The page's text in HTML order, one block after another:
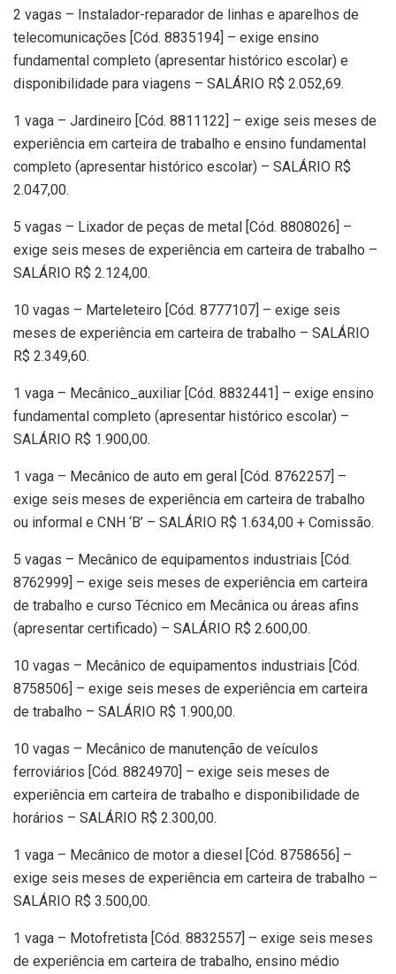
2 vagas – Instalador-reparador de linhas e aparelhos de
telecomunicações [Cód. 8835194] – exige ensino
fundamental completo (apresentar histórico escolar) e
disponibilidade para viagens – SALÁRIO R$ 2.052,69.
1 vaga – Jardineiro [Cód. 8811122] – exige seis meses de
experiência em carteira de trabalho e ensino fundamental
completo (apresentar histórico escolar) – SALÁRIO R$
2.047,00.
5 vagas – Lixador de peças de metal [Cód. 8808026] –
exige seis meses de experiência em carteira de trabalho –
SALÁRIO R$ 2.124,00.
10 vagas – Marteleteiro [Cód. 8777107] – exige seis
meses de experiência em carteira de trabalho – SALÁRIO
R$ 2.349,60.
1 vaga – Mecânico_auxiliar [Cód. 8832441] – exige ensino
fundamental completo (apresentar histórico escolar) –
SALÁRIO R$ 1.900,00.
1 vaga – Mecânico de auto em geral [Cód. 8762257] –
exige seis meses de experiência em carteira de trabalho
ou informal e CNH ‘B’ – SALÁRIO R$ 1.634,00 + Comissão.
5 vagas – Mecânico de equipamentos industriais [Cód.
8762999] – exige seis meses de experiência em carteira
de trabalho e curso Técnico em Mecânica ou áreas afins
(apresentar certificado) – SALÁRIO R$ 2.600,00.
10 vagas – Mecânico de equipamentos industriais [Cód.
8758506] – exige seis meses de experiência em carteira
de trabalho – SALÁRIO R$ 1.900,00.
10 vagas – Mecânico de manutenção de veículos
ferroviários [Cód. 8824970] – exige seis meses de
experiência em carteira de trabalho e disponibilidade de
horários – SALÁRIO R$ 2.300,00.
1 vaga – Mecânico de motor a diesel [Cód. 8758656] –
exige seis meses de experiência em carteira de trabalho –
SALÁRIO R$ 3.500,00.
1 vaga – Motofretista [Cód. 8832557] – exige seis meses
de experiência em carteira de trabalho, ensino médio